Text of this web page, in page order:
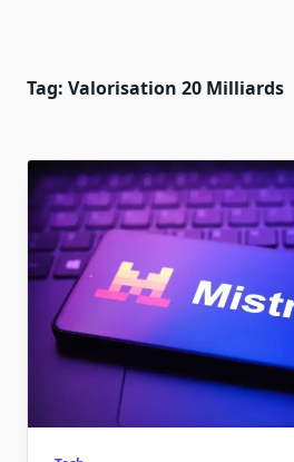
Tag: Valorisation 20 Milliards